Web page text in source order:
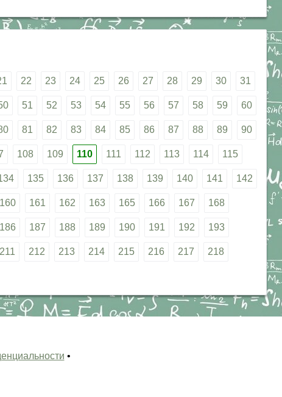
22 23 24 25 26 27 28 29 30 31
51 52 53 54 55 56 57 58 59 60
81 82 83 84 85 86 87 88 89 90
108 109 110 111 112 113 114 115
135 136 137 138 139 140 141 142
160 161 162 163 165 166 167 168
186 187 188 189 190 191 192 193
211 212 213 214 215 216 217 218
•